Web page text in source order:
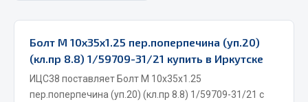
Коробка передач
Коробка передач ZF
Показать ещё
Болт М 10х35х1.25 пер.поперпечина (уп.20)
(кл.пр 8.8) 1/59709-31/21 купить в Иркутске
ИЦС38 поставляет Болт М 10х35х1.25
пер.поперпечина (уп.20) (кл.пр 8.8) 1/59709-31/21 с